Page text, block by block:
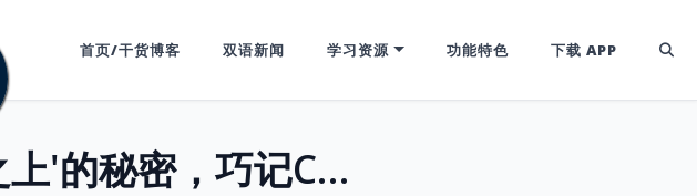
首页/干货博客 双语新闻 学习资源 功能特色 下载 APP
英语词根'epi-': 揭秘'在…之上'的秘密，巧记CET/雅思高频词！